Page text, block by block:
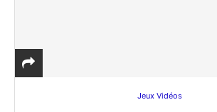
Jeux Vidéos